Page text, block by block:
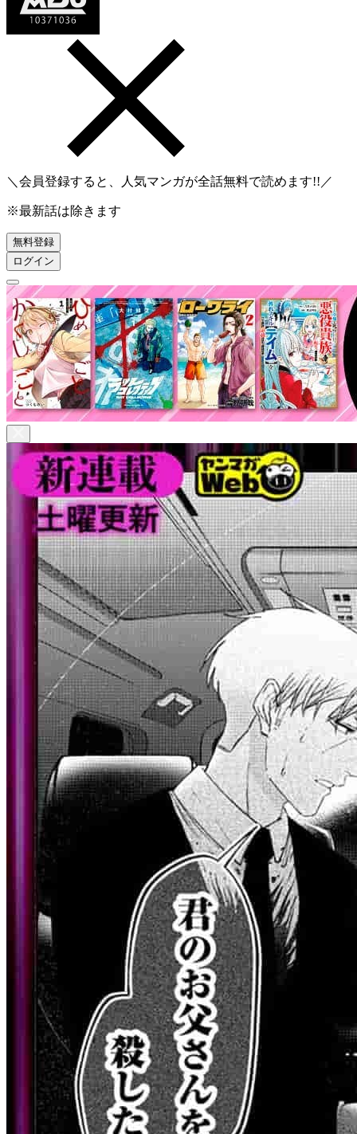
＼会員登録すると、人気マンガが全話無料で読めます!!／
※最新話は除きます
無料登録
ログイン